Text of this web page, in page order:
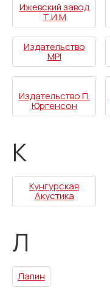
Ижевский завод
Т.И.М
Издательство
MPI
Издательство П.
Юргенсон
К
Кунгурская
Акустика
Л
Лапин